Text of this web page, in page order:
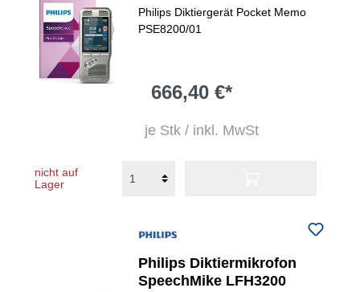
Philips Diktiergerät Pocket Memo
PSE8200/01
666,40 €*
je Stk / inkl. MwSt
nicht auf
Lager
Philips Diktiermikrofon
SpeechMike LFH3200